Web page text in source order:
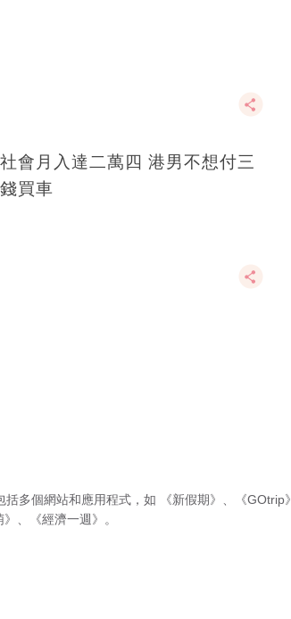
會月入達二萬四 港男不想付三
買車
括多個網站和應用程式，如 《新假期》 《GOtrip》
《經濟一週》 。